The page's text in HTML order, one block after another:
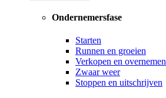
Ondernemersfase
Starten
Runnen en groeien
Verkopen en overnemen
Zwaar weer
Stoppen en uitschrijven